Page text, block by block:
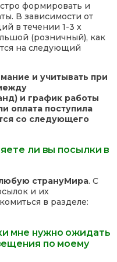
формировать и
В зависимости от
в течении 1-3 х
(розничный), как
на следующий
и учитывать при
и график работы
оплата поступила
со следующего
ли вы посылки в
странуМира. С
и их
в разделе:
мне нужно ожидать
по моему